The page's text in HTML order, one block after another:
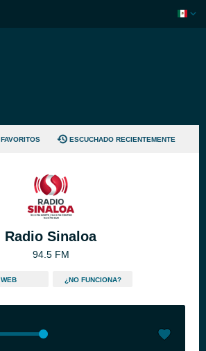
FAVORITOS ESCUCHADO RECIENTEMENTE
Radio Sinaloa
94.5 FM
WEB ¿NO FUNCIONA?